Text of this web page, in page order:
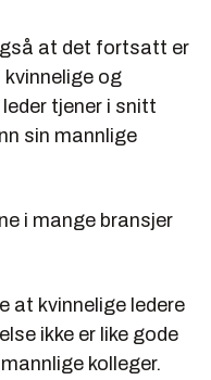
at det fortsatt er
og
tjener i snitt
sin mannlige
i mange bransjer
at kvinnelige ledere
ikke er like gode
kolleger.